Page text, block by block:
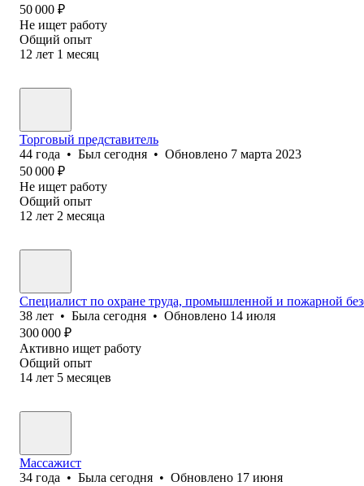
50 000 ₽
Не ищет работу
Общий опыт
12 лет 1 месяц
Торговый представитель
44 года • Был сегодня • Обновлено 7 марта 2023
50 000 ₽
Не ищет работу
Общий опыт
12 лет 2 месяца
Специалист по охране труда, промышленной и пожарной
38 лет • Была сегодня • Обновлено 14 июля
300 000 ₽
Активно ищет работу
Общий опыт
14 лет 5 месяцев
Массажист
34 года • Была сегодня • Обновлено 17 июня